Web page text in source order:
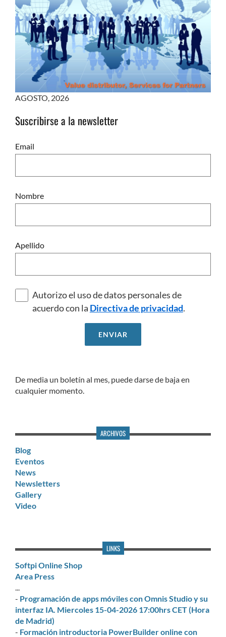
AGOSTO 2026
Suscribirse a la newsletter
Email
Nombre
Apellido
Autorizo el uso de datos personales de
acuerdo con la Directiva de privacidad.
De media un boletín al mes, puede darse de baja en
cualquier momento.
ARCHIVOS
Blog
Eventos
News
Newsletters
Gallery
Video
LINKS
Softpi Online Shop
Area Press
- Programación de apps móviles con Omnis Studio y su
interfaz IA. Miercoles 15-04-2026 17:00hrs CET (Hora
de Madrid)
- Formación introductoria PowerBuilder online con